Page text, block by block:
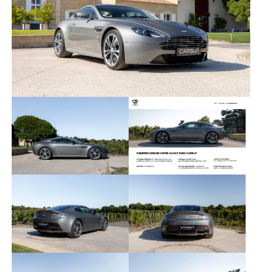
Aston Martin Premium audio
Radar de recul avant et arrière
Ceinture couleur : Warm Charcoal
Sièges baquets en fibre de carbone
Configuration deux sièges